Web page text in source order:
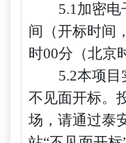
5.1加密
间（开标时间
时00分（北京
5.2本项
不见面开标。
场，请通过泰